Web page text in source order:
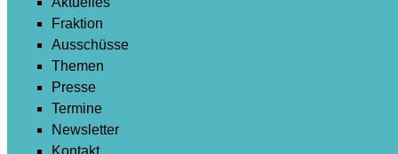
Fraktion
Ausschüsse
Themen
Presse
Termine
Newsletter
Kontakt